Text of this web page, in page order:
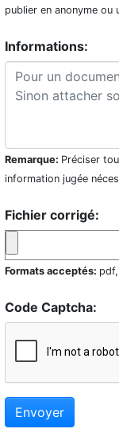
publier en anonyme ou
Informations:
Remarque: Préciser
information jugée
Fichier corrigé:
Formats acceptés:
Code Captcha:
Envoyer